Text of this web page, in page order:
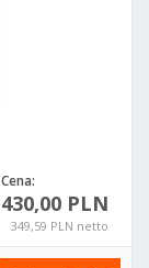
Cena:
430,00 PLN
349,59 PLN netto